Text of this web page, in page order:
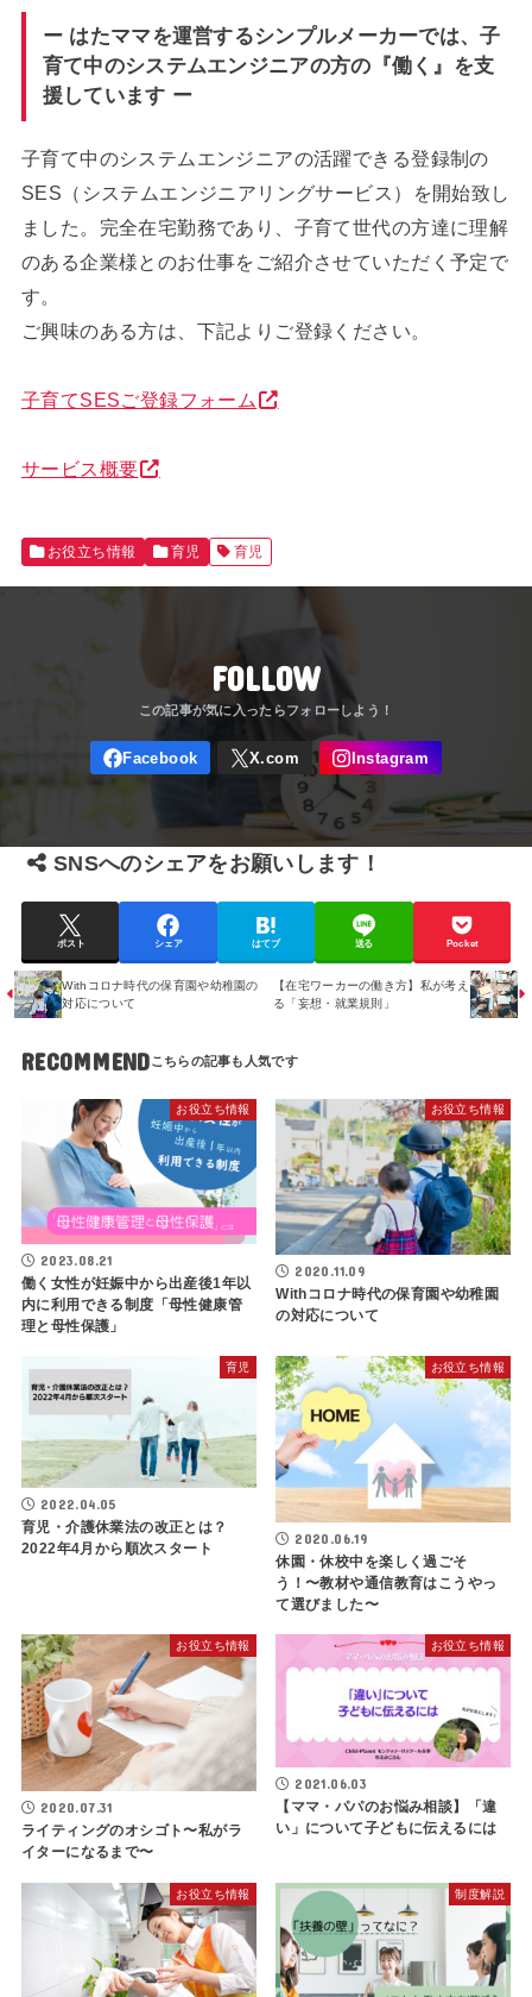
ー はたママを運営するシンプルメーカーでは、子
育て中のシステムエンジニアの方の『働く』を支
援しています ー
子育て中のシステムエンジニアの活躍できる登録制の
SES（システムエンジニアリングサービス）を開始致し
ました。完全在宅勤務であり、子育て世代の方達に理解
のある企業様とのお仕事をご紹介させていただく予定で
す。
ご興味のある方は、下記よりご登録ください。
子育てSESご登録フォーム
サービス概要
お役立ち情報 育児 育児
FOLLOW
SNSへのシェアをお願いします！
ポスト シェア はてブ 送る Pocket
Withコロナ時代の保育園や幼稚園の
対応について
【在宅ワーカーの働き方】私が考え
る「妄想・就業規則」
RECOMMEND
お役立ち情報
2023.08.21
働く女性が妊娠中から出産後1年以
内に利用できる制度「母性健康管
理と母性保護」
お役立ち情報
2020.11.09
Withコロナ時代の保育園や幼稚園
の対応について
育児
2022.04.05
育児・介護休業法の改正とは？
2022年4月から順次スタート
お役立ち情報
2020.06.19
休園・休校中を楽しく過ごそ
う！〜教材や通信教育はこうやっ
て選びました〜
お役立ち情報
2020.07.31
ライティングのオシゴト〜私がラ
イターになるまで〜
お役立ち情報
2021.06.03
【ママ・パパのお悩み相談】「違
い」について子どもに伝えるには
お役立ち情報 制度解説